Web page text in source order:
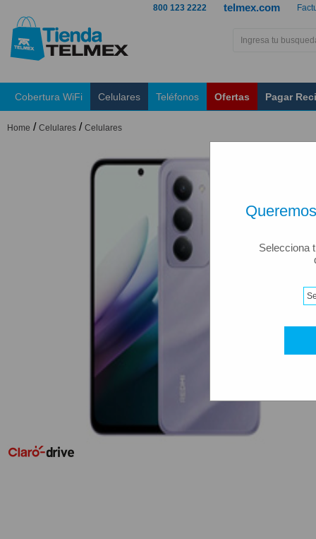
Selecciona
telmex.com
800 123 2222
Cobertura WiFi Celulares Teléfonos Ofertas Pagar
Home / Celulares / Celulares